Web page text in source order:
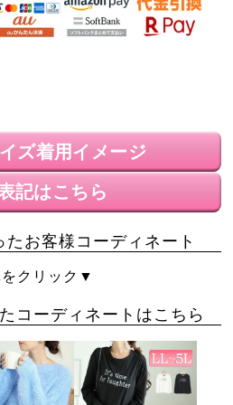
ズ着用イメージ
記はこちら
お客様コーディネート
クリック▼
コーディネートはこちら